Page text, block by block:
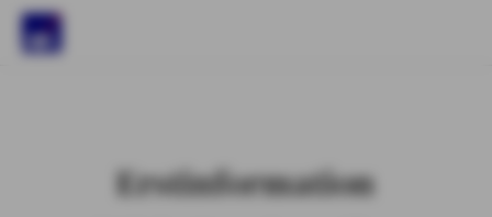
Erstinformation